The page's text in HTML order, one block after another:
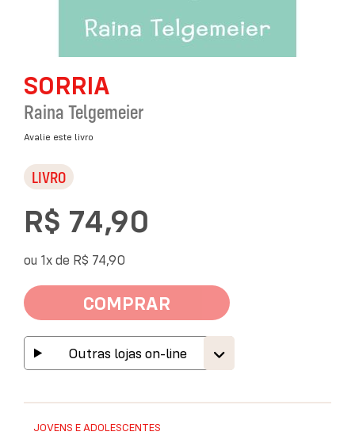
Galeria
imagens
SORRIA
Raina Telgemeier
Avalie este livro
LIVRO
COMPRAR
R$ 74,90
ou 1x de R$ 74,90
Outras lojas on-line
JOVENS E ADOLESCENTES